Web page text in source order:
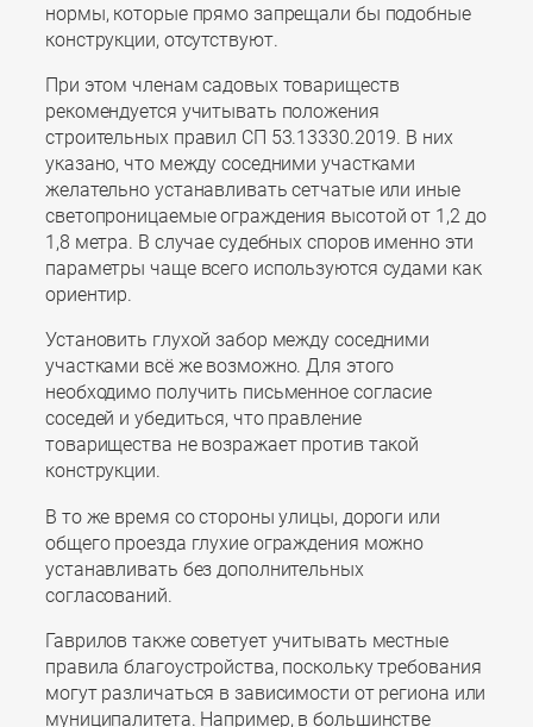
нормы, которые прямо запрещали бы подобные
конструкции, отсутствуют.
При этом членам садовых товариществ
рекомендуется учитывать положения
строительных правил СП 53.13330.2019. В них
указано, что между соседними участками
желательно устанавливать сетчатые или иные
светопроницаемые ограждения высотой от 1,2 до
1,8 метра. В случае судебных споров именно эти
параметры чаще всего используются судами как
ориентир.
Установить глухой забор между соседними
участками всё же возможно. Для этого
необходимо получить письменное согласие
соседей и убедиться, что правление
товарищества не возражает против такой
конструкции.
В то же время со стороны улицы, дороги или
общего проезда глухие ограждения можно
устанавливать без дополнительных
согласований.
Гаврилов также советует учитывать местные
правила благоустройства, поскольку требования
могут различаться в зависимости от региона или
муниципалитета. Например, в большинстве